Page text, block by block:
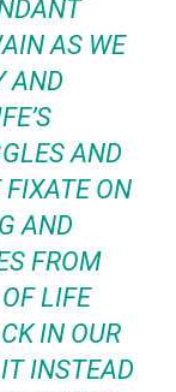
AS WE
AND
AND
FIXATE ON
AND
FROM
LIFE
IN OUR
INSTEAD